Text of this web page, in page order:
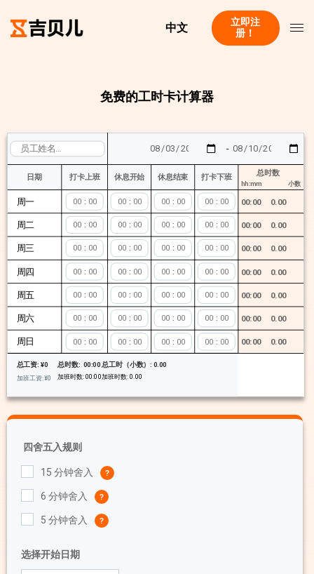
中文
立即注
册！
免费的工时卡计算器
-
日期 打卡上班 休息开始 休息结束 打卡下班 总时数
hh:mm 小数
周一 : : : : 00:00 0.00
周二 : : : : 00:00 0.00
周三 : : : : 00:00 0.00
周四 : : : : 00:00 0.00
周五 : : : : 00:00 0.00
周六 : : : : 00:00 0.00
周日 : : : : 00:00 0.00
总工资: ¥0
加班工资:¥0
总时数: 00:00
加班时数: 00:00
总工时（小数）: 0.00
加班时数: 0.00
四舍五入规则
15 分钟舍入
6 分钟舍入
5 分钟舍入
选择开始日期